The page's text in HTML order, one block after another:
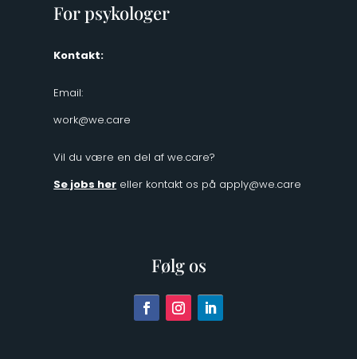
For psykologer
Kontakt:
Email:
work@we.care
Vil du være en del af we.care?
Se jobs her eller kontakt os på apply@we.care
Følg os